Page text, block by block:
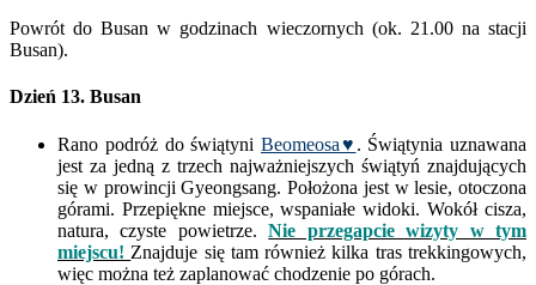
Powrót do Busan w godzinach wieczornych (ok. 21.00 na stacji
Busan).
Dzień 13. Busan
Rano podróż do świątyni Beomeosa♥ . Świątynia uznawana
jest za jedną z trzech najważniejszych świątyń znajdujących
się w prowincji Gyeongsang. Położona jest w lesie, otoczona
górami. Przepiękne miejsce, wspaniałe widoki. Wokół cisza,
natura, czyste powietrze.Nie przegapcie wizyty w tym
miejscu! Znajduje się tam również kilka tras trekkingowych,
więc można też zaplanować chodzenie po górach.